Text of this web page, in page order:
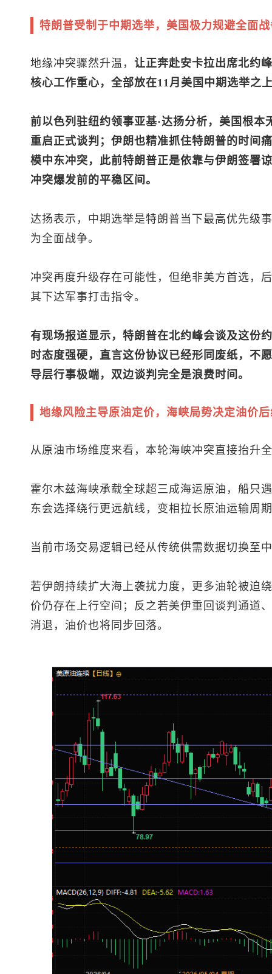
特朗普受制于中期选举，美国极力规避全面
地缘冲突骤然升温， 让正奔赴安卡拉出席北约
核心工作重心，全部放在11月美国中期选举之
前以色列驻纽约领事亚基·达扬分析，美国根
重启正式谈判；伊朗也精准抓住特朗普的时间
模中东冲突，此前特朗普正是依靠与伊朗签署
冲突爆发前的平稳区间。
达扬表示，中期选举是特朗普当下最高优先级
为全面战争。
冲突再度升级存在可能性，但绝非美方首选，
其下达军事打击指令。
有现场报道显示，特朗普在北约峰会谈及这份
时态度强硬，直言这份协议已经形同废纸，不
导层行事极端，双边谈判完全是浪费时间。
地缘风险主导原油定价，海峡局势决定油价
从原油市场维度来看，本轮海峡冲突直接抬升
霍尔木兹海峡承载全球超三成海运原油，船只
东会选择绕行更远航线，变相拉长原油运输周
当前市场交易逻辑已经从传统供需数据切换至
若伊朗持续扩大海上袭扰力度，更多油轮被迫
价仍存在上行空间；反之若美伊重回谈判通道
消退，油价也将同步回落。